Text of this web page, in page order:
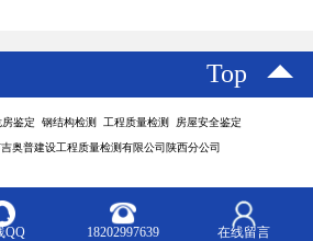
Top
鉴定 钢结构检测 工程质量检测 房屋安全鉴定
奥普建设工程质量检测有限公司陕西分公司
QQ 18202997639 在线留言